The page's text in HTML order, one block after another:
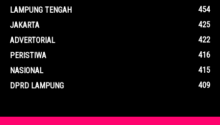
LAMPUNG TENGAH
454
JAKARTA
425
ADVERTORIAL
422
PERISTIWA
416
NASIONAL
415
DPRD LAMPUNG
409